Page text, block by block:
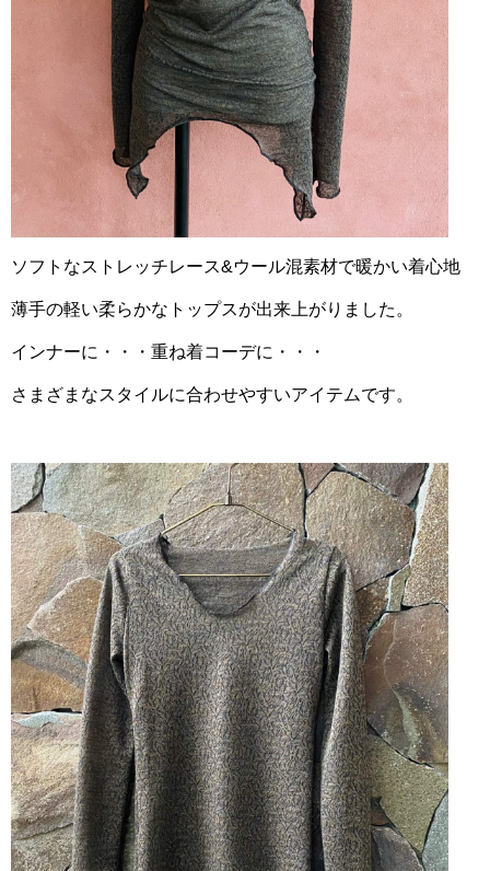
ソフトなストレッチレース&ウール混素材で暖かい着心地
薄手の軽い柔らかなトップスが出来上がりました。
インナーに・・・重ね着コーデに・・・
さまざまなスタイルに合わせやすいアイテムです。